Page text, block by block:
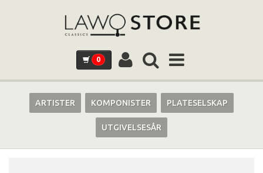
0
ARTISTER KOMPONISTER PLATESELSKAP
UTGIVELSESÅR